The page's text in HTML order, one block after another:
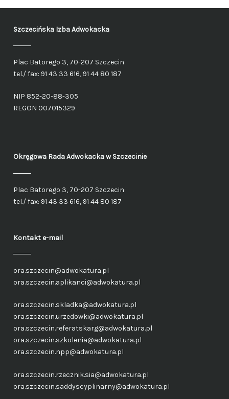
Szczecińska Izba Adwokacka
Plac Batorego 3, 70-207 Szczecin
tel./ fax: 91 43 33 616, 91 44 80 187
NIP 852-20-88-305
REGON 007015329
Okręgowa Rada Adwokackaw Szczecinie
Plac Batorego 3, 70-207 Szczecin
tel./ fax: 91 43 33 616, 91 44 80 187
Kontakt e-mail
ora.szczecin@adwokatura.pl
ora.szczecin.aplikanci@adwokatura.pl
ora.szczecin.skladka@adwokatura.pl
ora.szczecin.urzedowki@adwokatura.pl
ora.szczecin.referatskarg@adwokatura.pl
ora.szczecin.szkolenia@adwokatura.pl
ora.szczecin.npp@adwokatura.pl
ora.szczecin.rzecznik.sia@adwokatura.pl
ora.szczecin.saddyscyplinarny@adwokatura.pl